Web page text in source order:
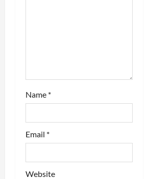
Name *
Email *
Website